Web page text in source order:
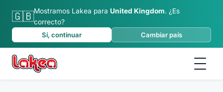
🇬🇧Mostramos Lakea para United Kingdom. ¿Es
correcto?
Sí, continuar
Cambiar país